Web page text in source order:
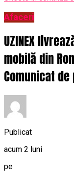
Afaceri
UZINEX
mobilă din
Comunicat
Publicat
acum 2 luni
pe